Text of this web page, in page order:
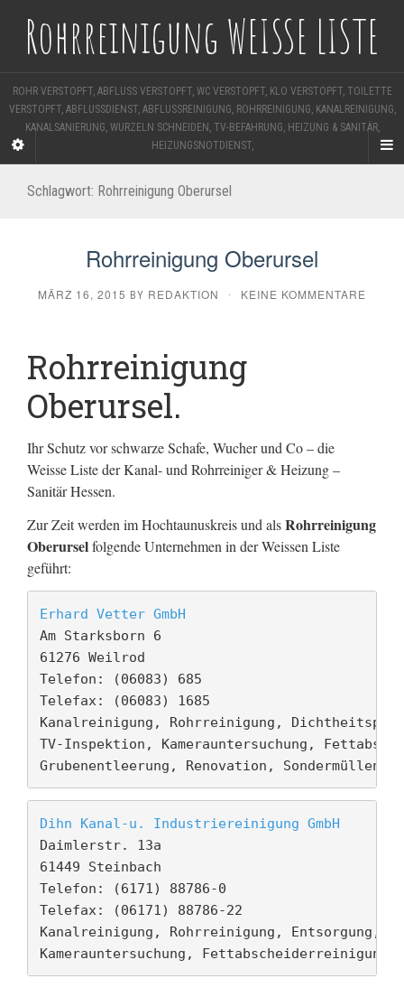
Rohrreinigung WEISSE LISTE
ROHR VERSTOPFT, ABFLUSS VERSTOPFT, WC VERSTOPFT, KLO VERSTOPFT, TOILETTE
VERSTOPFT, ABFLUSSDIENST, ABFLUSSREINIGUNG, ROHRREINIGUNG, KANALREINIGUNG,
KANALSANIERUNG, WURZELN SCHNEIDEN, TV-BEFAHRUNG, HEIZUNG & SANITÄR,
HEIZUNGSNOTDIENST,
Schlagwort: Rohrreinigung Oberursel
Rohrreinigung Oberursel
MÄRZ 16, 2015 BY REDAKTION · KEINE KOMMENTARE
Rohrreinigung
Oberursel.
Ihr Schutz vor schwarze Schafe, Wucher und Co – die
Weisse Liste der Kanal- und Rohrreiniger & Heizung –
Sanitär Hessen.
Zur Zeit werden im Hochtaunuskreis und alsRohrreinigung
Oberurselfolgende Unternehmen in der Weissen Liste
geführt:
Erhard Vetter GmbH
Am Starksborn 6
61276 Weilrod
Telefon: (06083) 685
Telefax: (06083) 1685
Kanalreinigung, Rohrreinigung,
TV-Inspektion, Kamerauntersuchung,
Grubenentleerung, Renovation,
Dihn Kanal-u. Industriereinigung GmbH
Daimlerstr. 13a
61449 Steinbach
Telefon: (6171) 88786-0
Telefax: (06171) 88786-22
Kanalreinigung, Rohrreinigung, Entsorgung,
Kamerauntersuchung,